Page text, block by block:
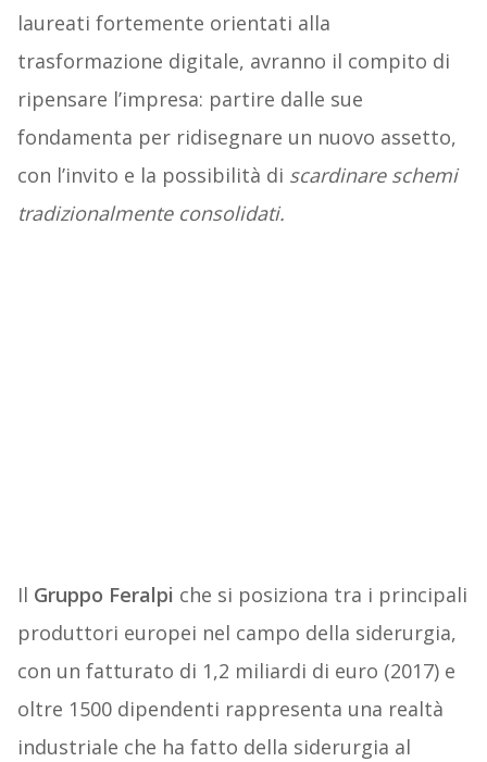
laureati fortemente orientati alla
trasformazione digitale, avranno il compito di
ripensare l’impresa: partire dalle sue
fondamenta per ridisegnare un nuovo assetto,
con l’invito e la possibilità di scardinare schemi
tradizionalmente consolidati.
Il Gruppo Feralpi che si posiziona tra i principali
produttori europei nel campo della siderurgia,
con un fatturato di 1,2 miliardi di euro (2017) e
oltre 1500 dipendenti rappresenta una realtà
industriale che ha fatto della siderurgia al